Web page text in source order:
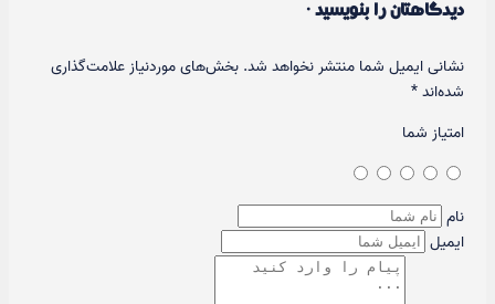
دیدگاهتان را بنویسید ·
نشانی ایمیل شما منتشر نخواهد شد. بخش‌های موردنیاز علامت‌گذاری
شده‌اند*
امتیاز شما
نام
ایمیل